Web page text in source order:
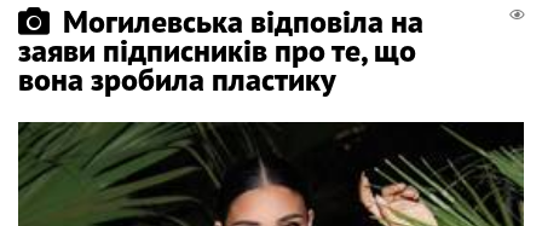
Могилевська відповіла на
заяви підписників про те, що
вона зробила пластику